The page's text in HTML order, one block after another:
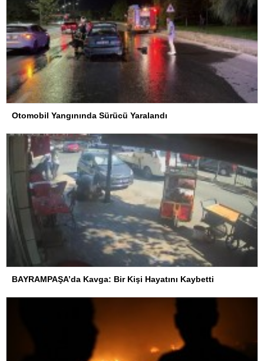
Otomobil Yangınında Sürücü Yaralandı
BAYRAMPAŞA’da Kavga: Bir Kişi Hayatını Kaybetti